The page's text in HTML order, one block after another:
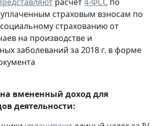
страховым взносам по
страхованию от
на производстве и
заболеваний за 2018 г. в форме
вмененный доход для
деятельности: